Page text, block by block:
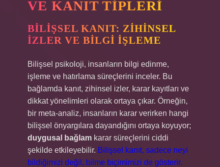
VE KANIT TIPLERI
BILIŞSEL KANIT: ZIHINSEL
İZLER VE BILGI İŞLEME
Bilişsel psikoloji, insanların bilgi edinme,
işleme ve hatırlama süreçlerini inceler. Bu
bağlamda kanıt, zihinsel izler, karar kayıtları ve
dikkat yönelimleri olarak ortaya çıkar. Örneğin,
bir meta-analiz, insanların karar verirken hangi
bilişsel önyargılara dayandığını ortaya koyuyor;
duygusal bağlam karar süreçlerini ciddi
şekilde etkileyebilir. Bilişsel kanıt, sadece neyi
bildiğimizi değil, bilme biçimimizi de gösterir.